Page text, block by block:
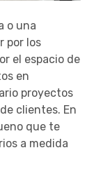
o una
por los
el espacio de
en
proyectos
clientes. En
que te
a medida